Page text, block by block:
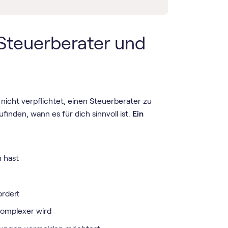
und
verpflichtet, einen Steuerberater zu
wann es für dich sinnvoll ist. Ein
hast
wird